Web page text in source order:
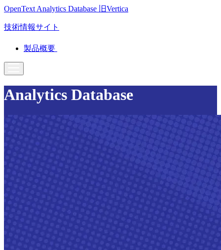
OpenText Analytics Database 旧Vertica
技術情報サイト
製品概要
Analytics Database